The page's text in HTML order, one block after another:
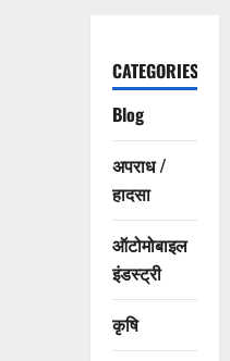
CATEGORIES
Blog
अपराध /
हादसा
ऑटोमोबाइल
इंडस्ट्री
कृषि